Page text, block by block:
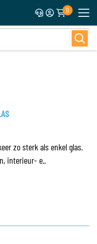
0
zo sterk als enkel glas.
interieur- e..